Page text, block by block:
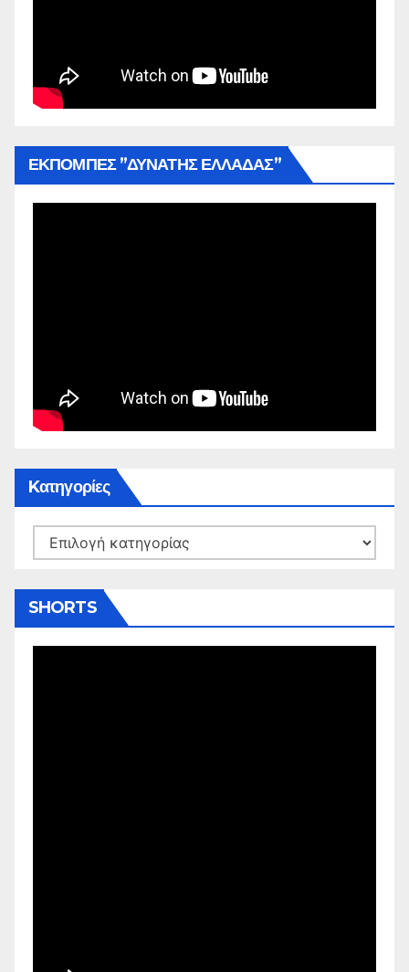
ΕΚΠΟΜΠΕΣ ”ΔΥΝΑΤΗΣ ΕΛΛΑΔΑΣ”
Kατηγορίες
Kατηγορίες
SHORTS